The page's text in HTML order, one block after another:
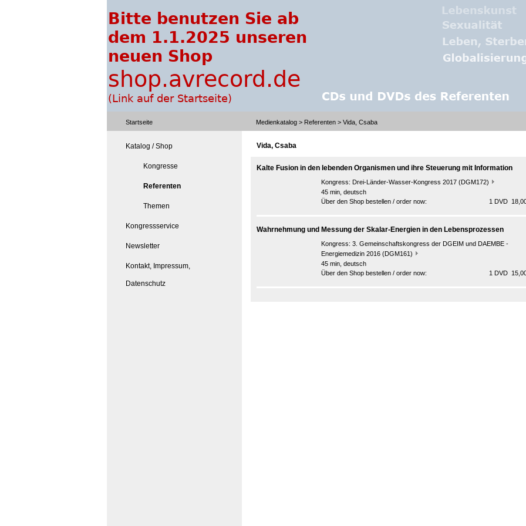
Startseite Medienkatalog > Referenten > Vida, Csaba
Katalog / Shop
Kongresse
Referenten
Themen
Kongressservice
Newsletter
Kontakt, Impressum,
Datenschutz
Vida, Csaba
Kalte Fusion in den lebenden Organismen und ihre Steuerung mit Information
Kongress: Drei-Länder-Wasser-Kongress 2017 (DGM172)
45 min, deutsch
Über den Shop bestellen / order now:
1 DVD
Wahrnehmung und Messung der Skalar-Energien in den Lebensprozessen
Kongress: 3. Gemeinschaftskongress der DGEIM und DAEMBE -
Energiemedizin 2016 (DGM161)
45 min, deutsch
Über den Shop bestellen / order now:
1 DVD